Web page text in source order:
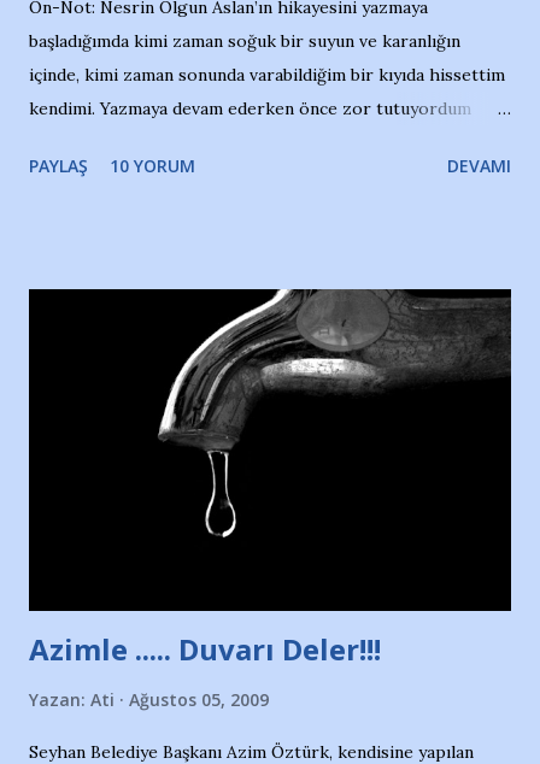
Ön-Not: Nesrin Olgun Aslan’ın hikayesini yazmaya
başladığımda kimi zaman soğuk bir suyun ve karanlığın
içinde, kimi zaman sonunda varabildiğim bir kıyıda hissettim
kendimi. Yazmaya devam ederken önce zor tutuyordum
Yazımı, ağlayarak bitirebildim ancak…Kendisinin web
Nesrin’in Hikayesi’ne başlıyorum… 1964 Adana Yüzme
havuzunun kenarında 7 yaşında kara kuru bir kız çocuğu
duruyor. Havuzun içinde Adana Demirspor Kulübü
yüzücüleri. Erkekler çoğunlukta. Küçük kız etrafına bakıyor.
Sadece 4 kız çocuğu var. Nesrin, Adana Demirspor’un 4
kızından biri oluyor o gün…Giriyor havuza. 1973 – 1975
Adana Nesrin, 16 yaşında. Yüzüyor. 7 yaşında girdiği
Türkiye 3.lüğü var. 17 yaşında mar...
PAYLAŞ 10 YORUM DEVAMI
Azimle ..... Duvarı Deler!!!
Yazan: Ati Ağustos 05, 2009
Seyhan Belediye Başkanı Azim Öztürk, kendisine yapılan